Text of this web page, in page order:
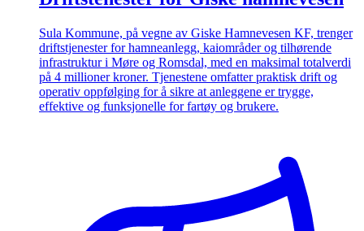
Sula Kommune, på vegne av Giske Hamnevesen KF, trenger
driftstjenester for hamneanlegg, kaiområder og tilhørende
infrastruktur i Møre og Romsdal, med en maksimal totalverdi
på 4 millioner kroner. Tjenestene omfatter praktisk drift og
operativ oppfølging for å sikre at anleggene er trygge,
effektive og funksjonelle for fartøy og brukere.